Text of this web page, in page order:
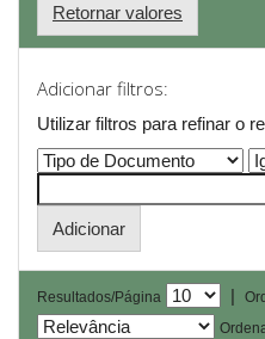
Retornar valores
Adicionar filtros:
Utilizar filtros para refinar o
Resultados/Página |